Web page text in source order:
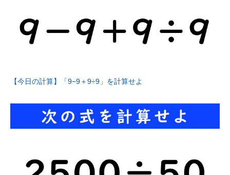
【今日の計算】「9−9＋9÷9」を計算せよ